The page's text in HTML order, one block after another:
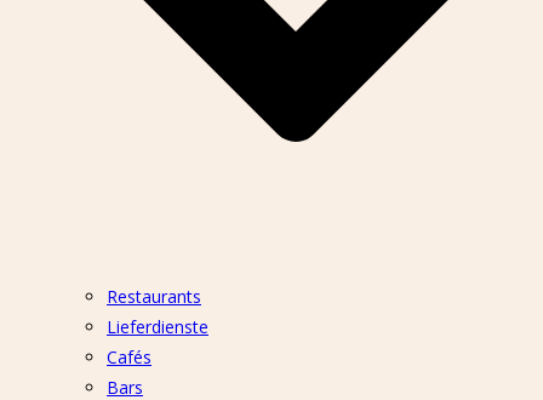
Restaurants
Lieferdienste
Cafés
Bars